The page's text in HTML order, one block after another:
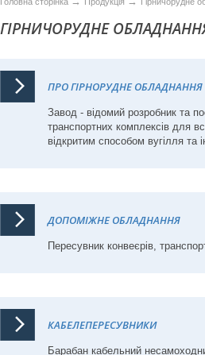
ГІРНИЧОРУДНЕ
ПРО ГІРНОРУДНЕ ОБЛАДНАННЯ
Завод - відомий розробник та
транспортних комплексів для
відкритим способом вугілля та
ДОПОМІЖНЕ ОБЛАДНАННЯ
Пересувник конвеєрів,
КАБЕЛЕПЕРЕСУВНИКИ
Барабан кабельний